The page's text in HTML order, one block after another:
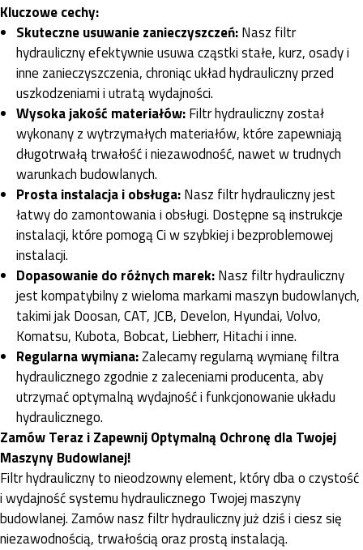
Kluczowe cechy:
Skuteczne usuwanie zanieczyszczeń:Nasz filtr
hydrauliczny efektywnie usuwa cząstki stałe, kurz, osady i
inne zanieczyszczenia, chroniąc układ hydrauliczny przed
uszkodzeniami i utratą wydajności.
Wysoka jakość materiałów:Filtr hydrauliczny został
wykonany z wytrzymałych materiałów, które zapewniają
długotrwałą trwałość i niezawodność, nawet w trudnych
warunkach budowlanych.
Prosta instalacja i obsługa:Nasz filtr hydrauliczny jest
łatwy do zamontowania i obsługi. Dostępne są instrukcje
instalacji, które pomogą Ci w szybkiej i bezproblemowej
instalacji.
Dopasowanie do różnych marek:Nasz filtr hydrauliczny
jest kompatybilny z wieloma markami maszyn budowlanych,
takimi jak Doosan, CAT, JCB, Develon, Hyundai, Volvo,
Komatsu, Kubota, Bobcat, Liebherr, Hitachi i inne.
Regularna wymiana:Zalecamy regularną wymianę filtra
hydraulicznego zgodnie z zaleceniami producenta, aby
utrzymać optymalną wydajność i funkcjonowanie układu
hydraulicznego.
Zamów Teraz i Zapewnij Optymalną Ochronę dla Twojej
Maszyny Budowlanej!
Filtr hydrauliczny to nieodzowny element, który dba o czystość
i wydajność systemu hydraulicznego Twojej maszyny
budowlanej. Zamów nasz filtr hydrauliczny już dziś i ciesz się
niezawodnością, trwałością oraz prostą instalacją.